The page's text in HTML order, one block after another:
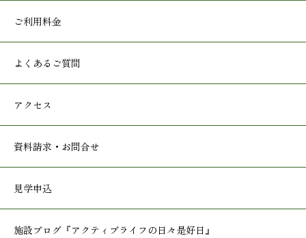
ご利用料金
よくあるご質問
アクセス
資料請求・お問合せ
見学申込
施設ブログ 『アクティブライフの日々是好日』